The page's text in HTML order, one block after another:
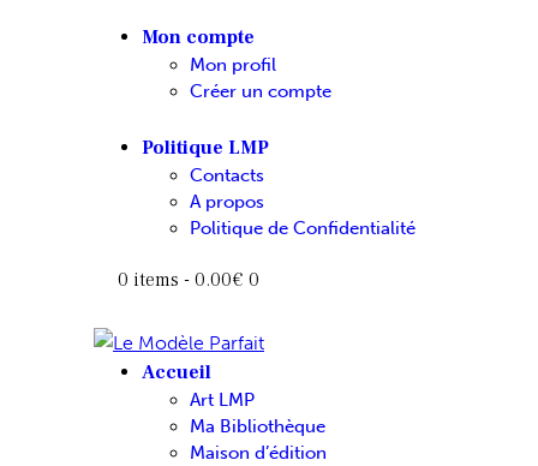
Mon compte
Mon profil
Créer un compte
Politique LMP
Contacts
A propos
Politique de Confidentialité
0 items - 0.00€ 0
Accueil
Art LMP
Ma Bibliothèque
Maison d’édition